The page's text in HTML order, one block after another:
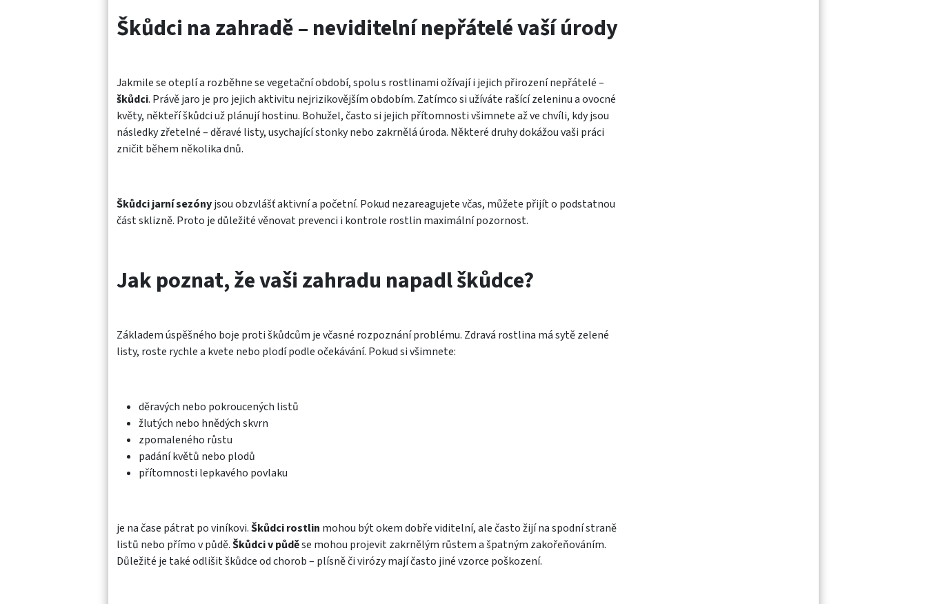
Škůdci na zahradě – neviditelní nepřátelé vaší úrody
Jakmile se oteplí a rozběhne se vegetační období, spolu s rostlinami ožívají i jejich přirození nepřátelé –
škůdci. Právě jaro je pro jejich aktivitu nejrizikovějším obdobím. Zatímco si užíváte rašící zeleninu a ovocné
květy, někteří škůdci už plánují hostinu. Bohužel, často si jejich přítomnosti všimnete až ve chvíli, kdy jsou
následky zřetelné – děravé listy, usychající stonky nebo zakrnělá úroda. Některé druhy dokážou vaši práci
zničit během několika dnů.
Škůdci jarní sezónyjsou obzvlášť aktivní a početní. Pokud nezareagujete včas, můžete přijít o podstatnou
část sklizně. Proto je důležité věnovat prevenci i kontrole rostlin maximální pozornost.
Jak poznat, že vaši zahradu napadl škůdce?
Základem úspěšného boje proti škůdcům je včasné rozpoznání problému. Zdravá rostlina má sytě zelené
listy, roste rychle a kvete nebo plodí podle očekávání. Pokud si všimnete:
děravých nebo pokroucených listů
žlutých nebo hnědých skvrn
zpomaleného růstu
padání květů nebo plodů
přítomnosti lepkavého povlaku
je na čase pátrat po viníkovi.Škůdci rostlin mohou být okem dobře viditelní, ale často žijí na spodní straně
listů nebo přímo v půdě.Škůdci v půděse mohou projevit zakrnělým růstem a špatným zakořeňováním.
Důležité je také odlišit škůdce od chorob – plísně či virózy mají často jiné vzorce poškození.